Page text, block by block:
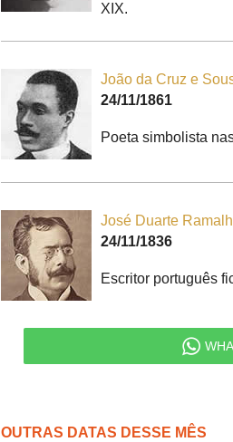
XIX.
João da Cruz e
24/11/1861
Poeta simbolista
José Duarte
24/11/1836
Escritor português
OUTRAS DATAS DESSE MÊS